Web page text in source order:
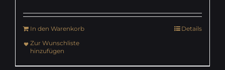
In den Warenkorb
Details
Zur Wunschliste
hinzufügen